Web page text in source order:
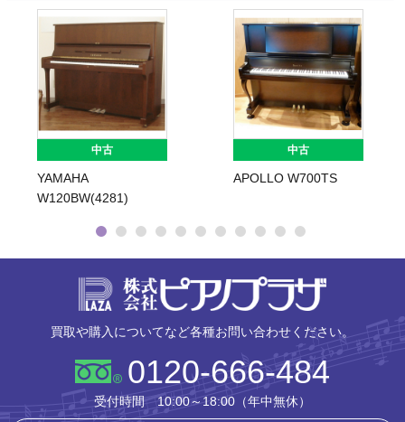
中古
YAMAHA
W120BW(4281)
中古
APOLLO W700TS
買取や購入についてなど各種お問い合わせください。
0120-666-484
受付時間 10:00～18:00（年中無休）